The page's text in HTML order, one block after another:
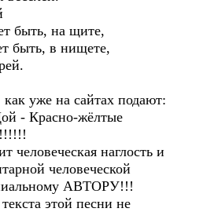
быть, на щите,
быть, в нищете,
на сайтах подают:
- Красно-жёлтые
человеческая наглость и
человеческой
АВТОРУ!!!
этой песни не